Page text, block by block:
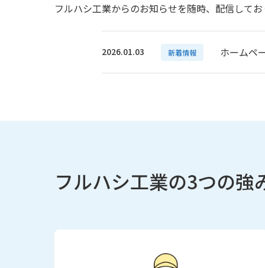
フルハシ工業からのお知らせを随時、配信してお
2026.01.03 新着情報 ホームペ
フルハシ工業の3つの強